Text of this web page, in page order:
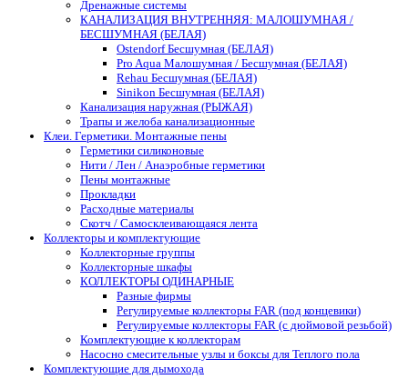
Дренажные системы
КАНАЛИЗАЦИЯ ВНУТРЕННЯЯ: МАЛОШУМНАЯ /
БЕСШУМНАЯ (БЕЛАЯ)
Ostendorf Бесшумная (БЕЛАЯ)
Pro Aqua Малошумная / Бесшумная (БЕЛАЯ)
Rehau Бесшумная (БЕЛАЯ)
Sinikon Бесшумная (БЕЛАЯ)
Канализация наружная (РЫЖАЯ)
Трапы и желоба канализационные
Клеи. Герметики. Монтажные пены
Герметики силиконовые
Нити / Лен / Анаэробные герметики
Пены монтажные
Прокладки
Расходные материалы
Скотч / Самосклеивающаяся лента
Коллекторы и комплектующие
Коллекторные группы
Коллекторные шкафы
КОЛЛЕКТОРЫ ОДИНАРНЫЕ
Разные фирмы
Регулируемые коллекторы FAR (под концевики)
Регулируемые коллекторы FAR (с дюймовой резьбой)
Комплектующие к коллекторам
Насосно смесительные узлы и боксы для Теплого пола
Комплектующие для дымохода